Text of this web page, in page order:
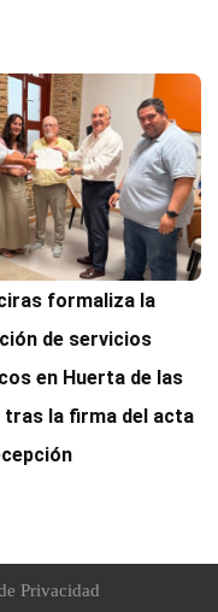
formaliza la
de servicios
en Huerta de las
tras la firma del acta
Privacidad